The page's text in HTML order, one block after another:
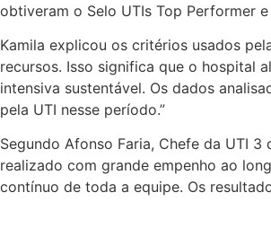
obtiveram o Selo UTIs Top Performer
Kamila explicou os critérios usados
recursos. Isso significa que o hospital
intensiva sustentável. Os dados
pela UTI nesse período.”
Segundo Afonso Faria, Chefe da UTI
realizado com grande empenho ao
contínuo de toda a equipe. Os